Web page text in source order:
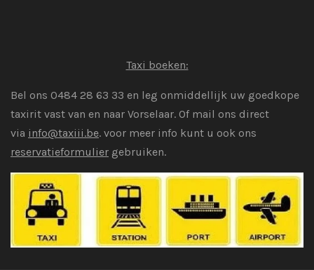
Taxi boeken:
Bel ons 0484 28 63 33 en leg onmiddellijk uw goedkope
taxirit vast van en naar Vorselaar. Of mail ons direct
via info@taxiii.be. voor meer info kunt u ook ons
reservatieformulier gebruiken.